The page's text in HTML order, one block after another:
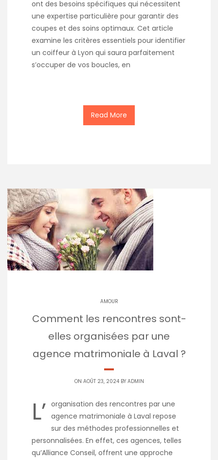
ont des besoins spécifiques qui nécessitent
une expertise particulière pour garantir des
coupes et des soins optimaux. Cet article
examine les critères essentiels pour identifier
un coiffeur à Lyon qui saura parfaitement
s’occuper de vos boucles, en
Read More
AMOUR
Comment les rencontres sont-
elles organisées par une
agence matrimoniale à Laval ?
ON AOÛT 23, 2024 BY ADMIN
L’ organisation des rencontres par une
agence matrimoniale à Laval repose
sur des méthodes professionnelles et
personnalisées. En effet, ces agences, telles
qu’Alliance Conseil, offrent une approche